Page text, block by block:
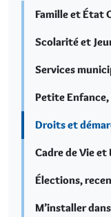
Famille et État
Scolarité et
Services
Petite Enfance,
Droits et
Cadre de Vie et
Élections,
M’installer